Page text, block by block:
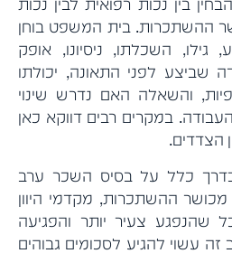
בין נכות רפואית לבין נכות
ההשתכרות. בית המשפט בוחן
השכלתו, ניסיונו, אופק
שביצע לפני התאונה, יכולתו
והשאלה האם נדרש שינוי
במקרים רבים דווקא כאן
הצדדים.
כלל על בסיס השכר ערב
ההשתכרות, מקדמי היוון
שהנפגע צעיר יותר והפגיעה
זה עשוי להגיע לסכומים גבוהים